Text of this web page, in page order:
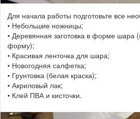
Для начала работы подготовьте все
• Небольшие ножницы;
• Деревянная заготовка в форме шара
форму);
• Красивая ленточка для шара;
• Новогодняя салфетка;
• Грунтовка (белая краска);
• Акриловый лак;
• Клей ПВА и кисточки.